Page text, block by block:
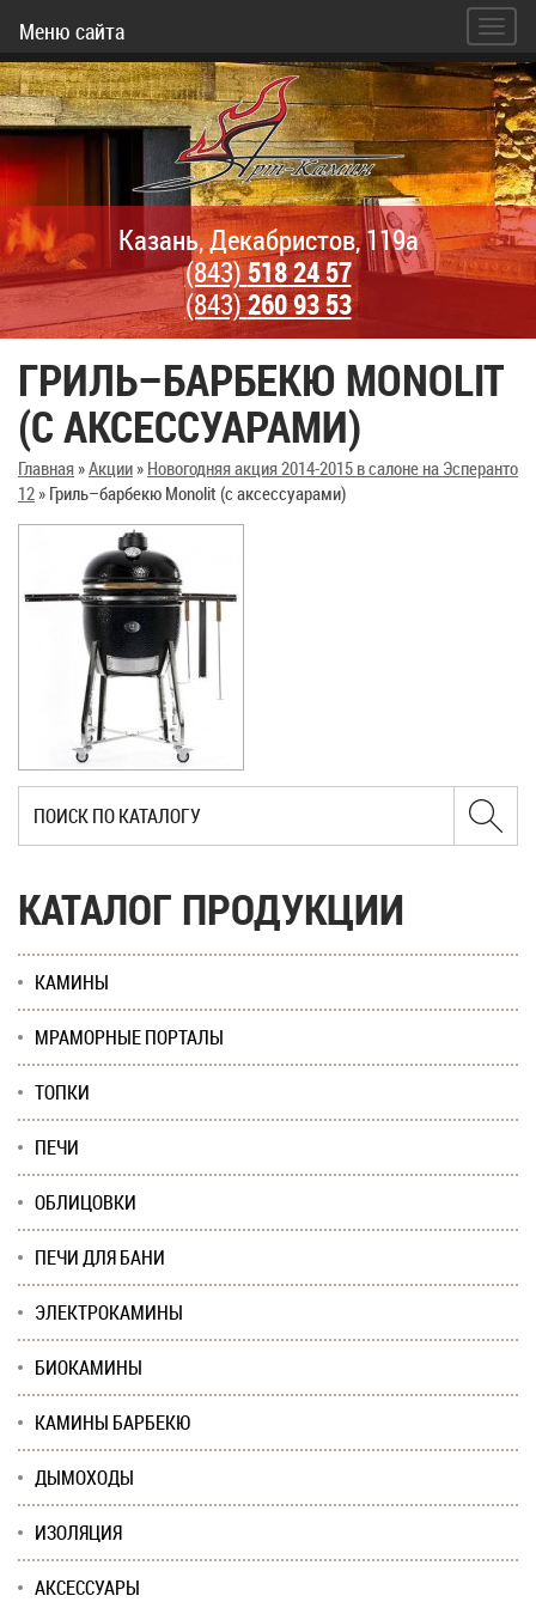
Меню сайта
Казань, Декабристов, 119а
(843)518 24 57
(843)260 93 53
ГРИЛЬ–БАРБЕКЮ MONOLIT
(С АКСЕССУАРАМИ)
Главная»Акции» Новогодняя акция 2014-2015 в салоне на Эсперанто
12» Гриль–барбекю Monolit (с аксессуарами)
КАТАЛОГ ПРОДУКЦИИ
КАМИНЫ
МРАМОРНЫЕ ПОРТАЛЫ
ТОПКИ
ПЕЧИ
ОБЛИЦОВКИ
ПЕЧИ ДЛЯ БАНИ
ЭЛЕКТРОКАМИНЫ
БИОКАМИНЫ
КАМИНЫ БАРБЕКЮ
ДЫМОХОДЫ
ИЗОЛЯЦИЯ
АКСЕССУАРЫ